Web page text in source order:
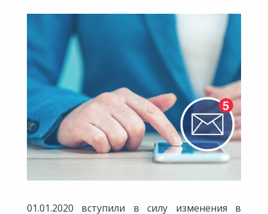
01.01.2020 вступили в силу изменения в